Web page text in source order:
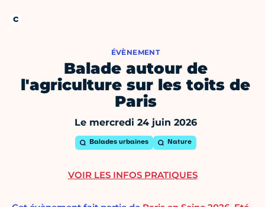
ÉVÈNEMENT
Balade autour de
l'agriculture sur les toits de
Paris
Le mercredi 24 juin 2026
Balades urbaines Nature
VOIR LES INFOS PRATIQUES